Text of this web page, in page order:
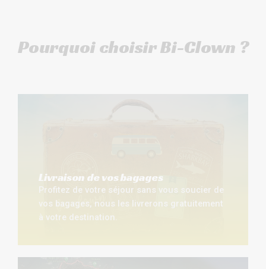
Pourquoi choisir Bi-Clown ?
Livraison de vos bagages
Profitez de votre séjour sans vous soucier de
vos bagages, nous les livrerons gratuitement
à votre destination.